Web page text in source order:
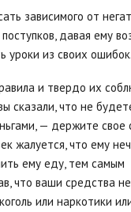
зависимого от
давая ему
уроки из своих ошибок.
и твердо их
сказали, что не
— держите свое
жалуется, что ему
ему еду, тем самым
что ваши средства
или наркотики